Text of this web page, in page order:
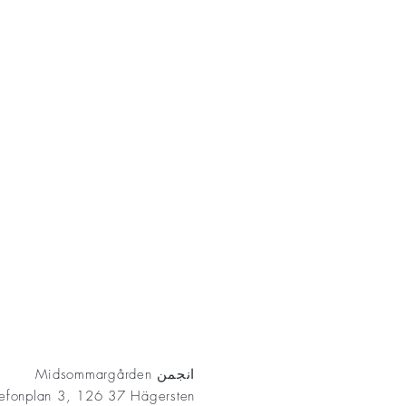
انجمن Midsommargården
3, 126 37 Hägersten